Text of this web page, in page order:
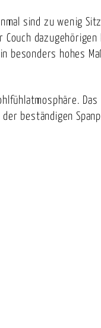
sind zu wenig
dazugehörigen
besonders hohes
Das
beständigen